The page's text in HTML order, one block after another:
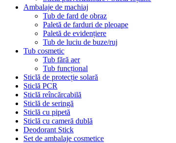
Ambalaje de machiaj
Tub de fard de obraz
Paletă de farduri de pleoape
Paletă de evidențiere
Tub de luciu de buze/ruj
Tub cosmetic
Tub fără aer
Tub funcțional
Sticlă de protecție solară
Sticlă PCR
Sticlă reîncărcabilă
Sticlă de seringă
Sticlă cu pipetă
Sticlă cu cameră dublă
Deodorant Stick
Set de ambalaje cosmetice